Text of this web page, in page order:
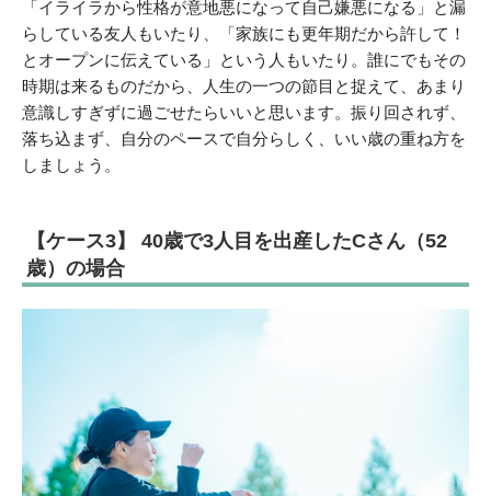
「イライラから性格が意地悪になって自己嫌悪になる」と漏
らしている友人もいたり、「家族にも更年期だから許して！
とオープンに伝えている」という人もいたり。誰にでもその
時期は来るものだから、人生の一つの節目と捉えて、あまり
意識しすぎずに過ごせたらいいと思います。振り回されず、
落ち込まず、自分のペースで自分らしく、いい歳の重ね方を
しましょう。
【ケース3】 40歳で3人目を出産したCさん（52
歳）の場合